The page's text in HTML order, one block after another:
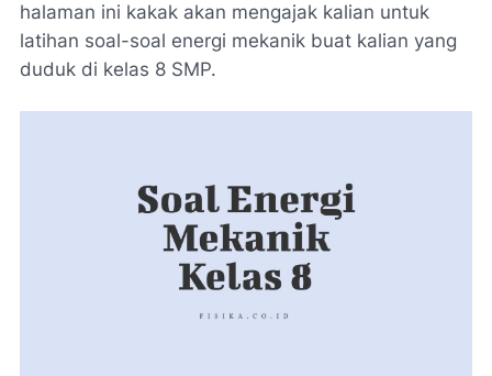
halaman ini kakak akan mengajak kalian untuk
latihan soal-soal energi mekanik buat kalian yang
duduk di kelas 8 SMP.